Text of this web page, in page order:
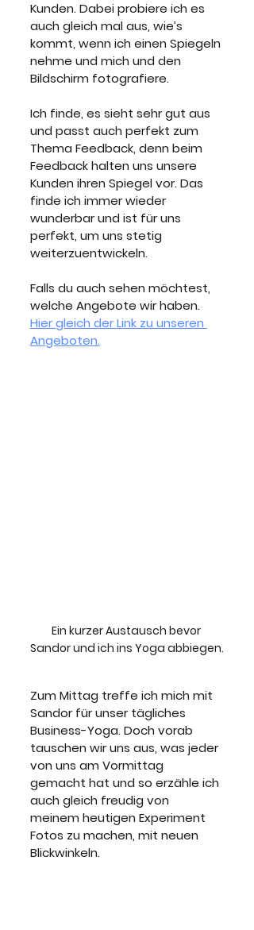
Kunden. Dabei probiere ich es
auch gleich mal aus, wie’s
kommt, wenn ich einen Spiegeln
nehme und mich und den
Bildschirm fotografiere.
Ich finde, es sieht sehr gut aus
und passt auch perfekt zum
Thema Feedback, denn beim
Feedback halten uns unsere
Kunden ihren Spiegel vor. Das
finde ich immer wieder
wunderbar und ist für uns
perfekt, um uns stetig
weiterzuentwickeln.
Falls du auch sehen möchtest,
welche Angebote wir haben.
Hier gleich der Link zu unseren
Angeboten.
Ein kurzer Austausch bevor
Sandor und ich ins Yoga abbiegen.
Zum Mittag treffe ich mich mit
Sandor für unser tägliches
Business-Yoga. Doch vorab
tauschen wir uns aus, was jeder
von uns am Vormittag
gemacht hat und so erzähle ich
auch gleich freudig von
meinem heutigen Experiment
Fotos zu machen, mit neuen
Blickwinkeln.